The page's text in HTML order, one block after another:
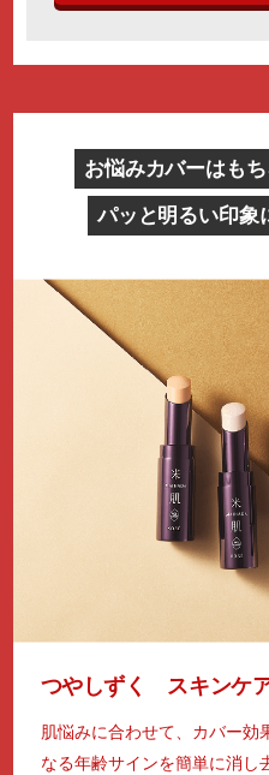
お悩みカバーはも
パッと明るい印象
つやしずく スキンケ
肌悩みに合わせて、カバー効
なる年齢サインを簡単に消し